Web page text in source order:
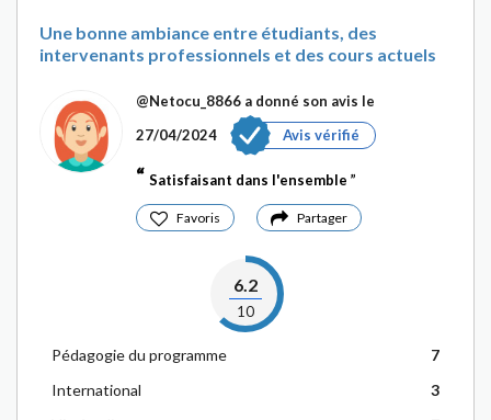
Une bonne ambiance entre étudiants, des
intervenants professionnels et des cours actuels
@Netocu_8866 a donné son avis le
27/04/2024
Avis vérifié
Satisfaisant dans l'ensemble
Favoris Partager
6.2
10
Pédagogie du programme
7
International
3